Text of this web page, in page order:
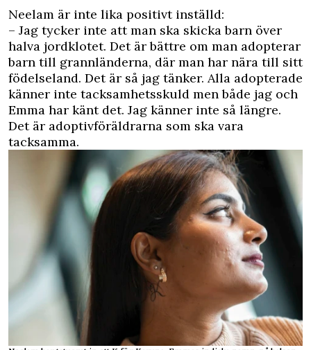
Neelam är inte lika positivt inställd:
– Jag tycker inte att man ska skicka barn över
halva jordklotet. Det är bättre om man adopterar
barn till grannländerna, där man har nära till sitt
födelseland. Det är så jag tänker. Alla adopterade
känner inte tacksamhetsskuld men både jag och
Emma har känt det. Jag känner inte så längre.
Det är adoptivföräldrarna som ska vara
tacksamma.